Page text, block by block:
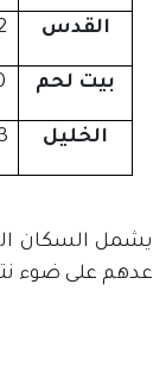
القدس
بيت لحم
الخليل
عدهم على ضوء